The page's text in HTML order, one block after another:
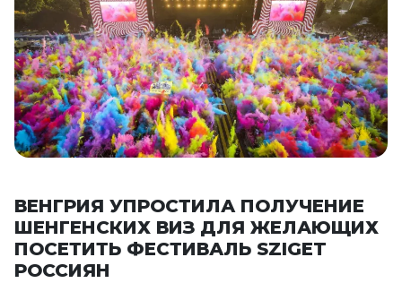
ВЕНГРИЯ УПРОСТИЛА ПОЛУЧЕНИЕ
ШЕНГЕНСКИХ ВИЗ ДЛЯ ЖЕЛАЮЩИХ
ПОСЕТИТЬ ФЕСТИВАЛЬ SZIGET
РОССИЯН